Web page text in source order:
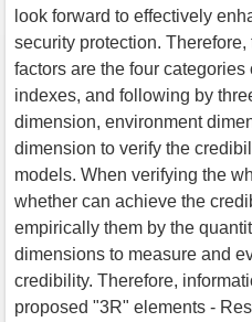
look forward to effectively
security protection.
factors are the four
indexes, and following by
dimension, environment
dimension to verify the
models. When verifying the
whether can achieve the
empirically them by the
dimensions to measure and
credibility. Therefore,
proposed "3R" elements -